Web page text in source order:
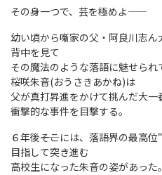
その身一つで、芸を極めよ――
幼い頃から噺家の父・阿良川志
背中を見て
その魔法のような落語に魅せられ
桜咲朱音(おうさきあかね)は
父が真打昇進をかけて挑んだ大一
衝撃的な事件を目撃する。
６年後――そこには、落語界の最高
目指して突き進む
高校生になった朱音の姿があった。